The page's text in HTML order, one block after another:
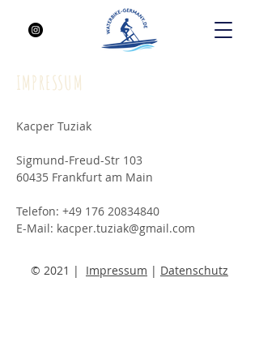
IMPRESSUM
Kacper Tuziak
Sigmund-Freud-Str 103
60435 Frankfurt am Main
Telefon: +49 176 20834840
E-Mail: kacper.tuziak@gmail.com
© 2021 | Impressum | Datenschutz